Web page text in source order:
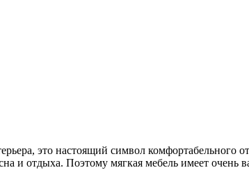
это настоящий символ
и отдыха. Поэтому мягкая мебель имеет